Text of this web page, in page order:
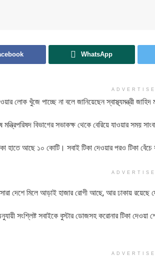
WhatsApp
লোক খুঁজে পাচ্ছে না বলে জানিয়েছেন স্বাস্থ্যমন্ত্রী
মন্ত্রিপরিষদ বিভাগের সভাকক্ষ থেকে বেরিয়ে যাওয়ার সময়
হাতে আছে ১০ কোটি। সবাই টিকা দেওয়ার পরও টিকা বেঁচে
দেশে মিলে আড়াই হাজার রোগী আছে, আর ঢাকায় রয়েছে
সংশ্লিষ্ট সবাইকে বুস্টার ডোজসহ করোনার টিকা